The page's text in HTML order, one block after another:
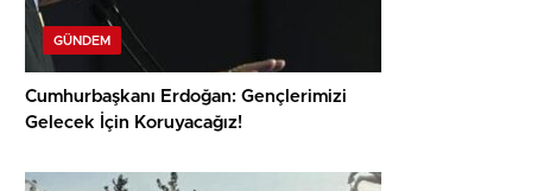
GÜNDEM
Cumhurbaşkanı Erdoğan: Gençlerimizi
Gelecek İçin Koruyacağız!